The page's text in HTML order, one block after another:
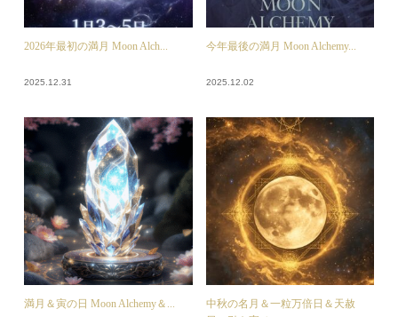
2026年最初の満月 Moon Alch...
2025.12.31
今年最後の満月 Moon Alchemy...
2025.12.02
満月＆寅の日 Moon Alchemy＆...
中秋の名月＆一粒万倍日＆天赦